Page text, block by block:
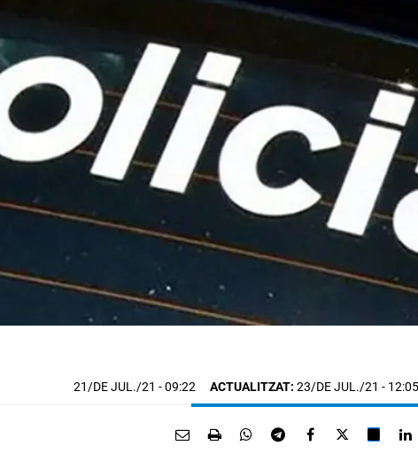
21/DE JUL./21 - 09:22 ACTUALITZAT: 23/DE JUL./21 - 12:05